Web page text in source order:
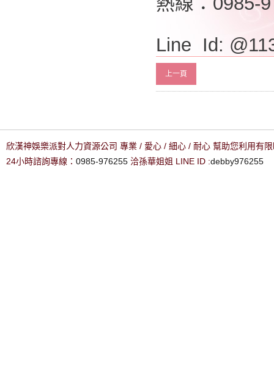
Line Id:
上一頁
欣漢神娛樂派對人力資源公司 專業 / 愛心 / 細心 / 耐心 幫助您利用有
24小時諮詢專線： 0985-976255 洽孫華姐姐 LINE ID :debby976255